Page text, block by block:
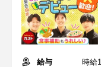
給与
時給